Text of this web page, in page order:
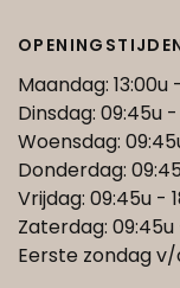
Maandag: 13:00u
Dinsdag: 09:45u -
Woensdag:
Donderdag:
Vrijdag: 09:45u -
Zaterdag: 09:45u
Eerste zondag v/